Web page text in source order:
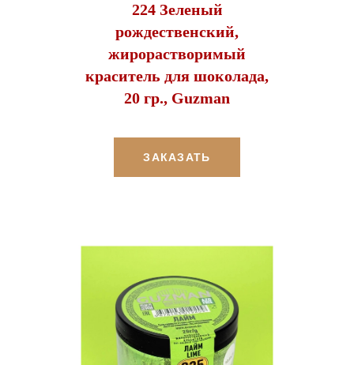
224 Зеленый
рождественский,
жирорастворимый
краситель для шоколада,
20 гр., Guzman
ЗАКАЗАТЬ